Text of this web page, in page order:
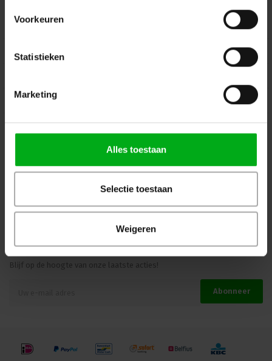
Voorkeuren
Statistieken
Marketing
Alles toestaan
Selectie toestaan
Weigeren
Klantenservice
Kennisbank
Veilig winkelen
Beoordelingen
Blijf op de hoogte van onze laatste acties!
Abonneer